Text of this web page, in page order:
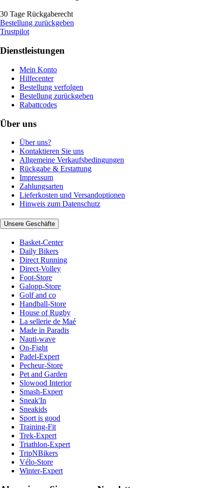
30 Tage Rückgaberecht
Bestellung zurückgeben
Trustpilot
Dienstleistungen
Mein Konto
Hilfecenter
Bestellung verfolgen
Bestellung zurückgeben
Rabattcodes
Über uns
Über uns?
Kontaktieren Sie uns
Allgemeine Verkaufsbedingungen
Rückgabe & Erstattung
Impressum
Zahlungsarten
Lieferkosten und Versandoptionen
Hinweis zum Datenschutz
Unsere Geschäfte
Basket-Center
Daily Bikers
Direct Running
Direct-Volley
Foot-Store
Galopp-Store
Golf and co
Handball-Store
House of Rugby
La sellerie de Maé
Made in Paradis
Nauti-wave
On-Fight
Padel-Expert
Pecheur-Store
Pet and Garden
Slowood Interior
Smash-Expert
Sneak'In
Sneakids
Sport is good
Training-Fit
Trek-Expert
Triathlon-Expert
TripNBikers
Vélo-Store
Winter-Expert